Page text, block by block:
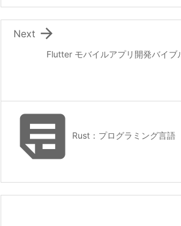
Flutter モバイルアプリ開発バイブ

Next
Rust：プログラミング言語